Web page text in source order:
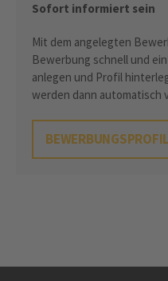
Sofort informiert sein
Mit dem angelegten
Bewerbung schnell und
anlegen und Profil
werden dann automatisch